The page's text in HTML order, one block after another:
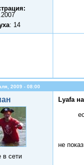
: 14
2009 - 08:00
в сети
Lyafa
не